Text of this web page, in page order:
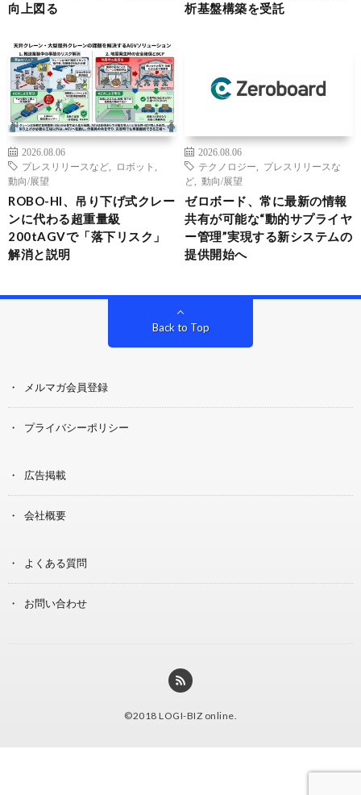
向上図る
析基盤構築を受託
2026.08.06
プレスリリースなど
ロボット
動向/展望
ROBO-HI、吊り下げ式クレー
ンに代わる超重量級
200tAGVで「落下リスク」
解消と説明
2026.08.06
テクノロジー
プレスリリースな
ど
動向/展望
ゼロボード、常に最新の情報
共有が可能な“動的サプライヤ
ー管理”実現する新システムの
提供開始へ
Back to Top
メルマガ会員登録
プライバシーポリシー
広告掲載
会社概要
よくある質問
お問い合わせ
©2018 LOGI-BIZ online